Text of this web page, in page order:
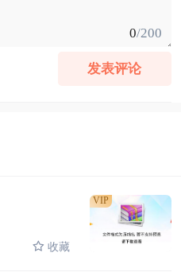
0/200
发表评论
收藏
VIP